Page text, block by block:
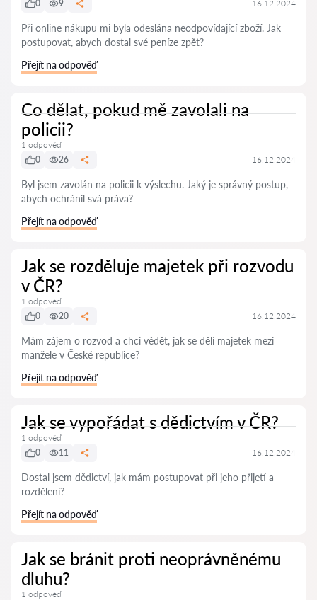
0 9 16.12.2024
Při online nákupu mi byla odeslána neodpovídající zboží. Jak
postupovat, abych dostal své peníze zpět?
Přejít na odpověď
Co dělat, pokud mě zavolali na
policii?
1 odpověď
0
26 16.12.2024
Byl jsem zavolán na policii k výslechu. Jaký je správný postup,
abych ochránil svá práva?
Přejít na odpověď
Jak se rozděluje majetek při rozvodu
v ČR?
1 odpověď
0
20 16.12.2024
Mám zájem o rozvod a chci vědět, jak se dělí majetek mezi
manžele v České republice?
Přejít na odpověď
Jak se vypořádat s dědictvím v ČR?
1 odpověď
0
11 16.12.2024
Dostal jsem dědictví, jak mám postupovat při jeho přijetí a
rozdělení?
Přejít na odpověď
Jak se bránit proti neoprávněnému
dluhu?
1 odpověď